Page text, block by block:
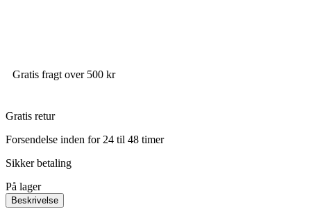
Gratis fragt over 500 kr
Gratis retur
Forsendelse inden for 24 til 48 timer
Sikker betaling
På lager
Beskrivelse